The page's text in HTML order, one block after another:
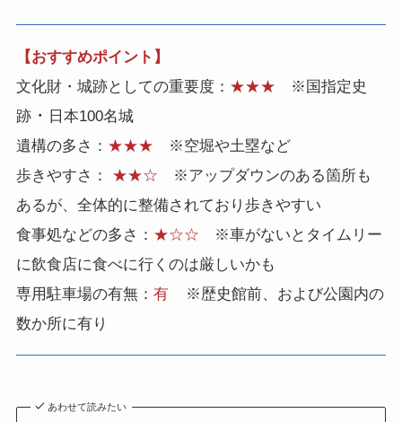
【おすすめポイント】
文化財・城跡としての重要度： ★★★ ※国指定史
跡・ 日本100名城
遺構の多さ： ★★★ ※空堀や土塁など
歩きやすさ： ★★☆ ※アップダウンのある箇所も
あるが、全体的に整備されており歩きやすい
食事処などの多さ： ★☆☆ ※車がないとタイムリー
に飲食店に食べに行くのは厳しいかも
専用駐車場の有無： 有
※歴史館前、および公園内の
数か所に有り
あわせて読みたい